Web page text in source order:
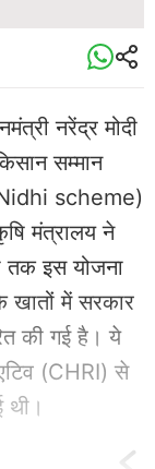
नरेंद्र मोदी
सम्‍मान
scheme)
मंत्रालय ने
इस योजना
खातों में सरकार
की गई है। ये
(CHRI) से